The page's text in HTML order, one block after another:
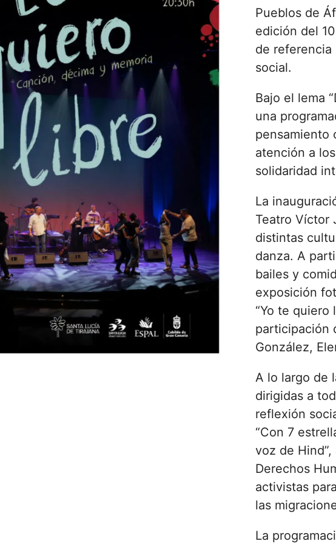
Pueblos de
edición del
de referencia
social.
Bajo el lema
una
pensamiento
atención a
solidaridad
La
Teatro Víctor
distintas
danza. A
bailes y
exposición
“Yo te quiero
participación
González,
A lo largo de
dirigidas a
reflexión
“Con 7
voz de
Derechos
activistas
las
La